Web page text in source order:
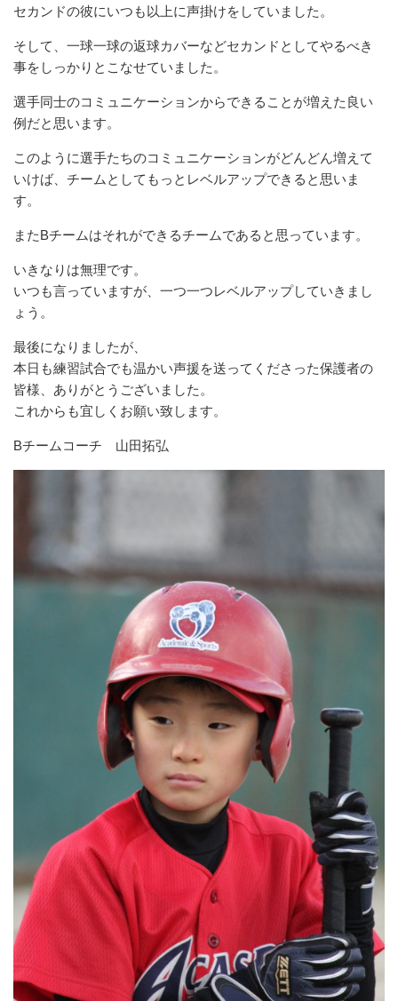
セカンドの彼にいつも以上に声掛けをしていました。
そして、一球一球の返球カバーなどセカンドとしてやるべき
事をし っかりとこなせていました。
選手同士のコミュニケーションからできることが増えた良い
例だと 思います。
このように選手たちのコミュニケーションがどんどん増えて
いけば、チームとしてもっとレベルアップできると思いま
す。
またBチームはそれができるチームであると思っています。
いきなりは無理です。
いつも言っていますが、一つ一つレベルアップしていきまし
ょう。
最後になりましたが、
本日も練習試合でも温かい声援を送ってくださった保護者の
皆様、 ありがとうございました。
これからも宜しくお願い致します。
Bチームコーチ 山田拓弘